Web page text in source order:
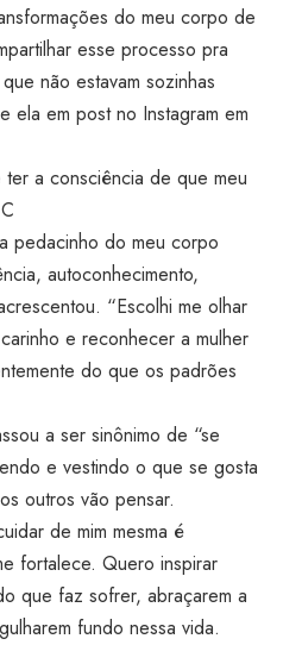
do meu corpo de
esse processo pra
não estavam sozinhas
ela em post no Instagram em
a consciência de que meu
pedacinho do meu corpo
autoconhecimento,
“Escolhi me olhar
e reconhecer a mulher
do que os padrões
a ser sinônimo de “se
e vestindo o que se gosta
outros vão pensar.
de mim mesma é
fortalece. Quero inspirar
que faz sofrer, abraçarem a
fundo nessa vida.